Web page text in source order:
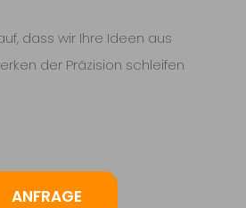
dass wir Ihre Ideen aus
der Präzision schleifen
ANFRAGE